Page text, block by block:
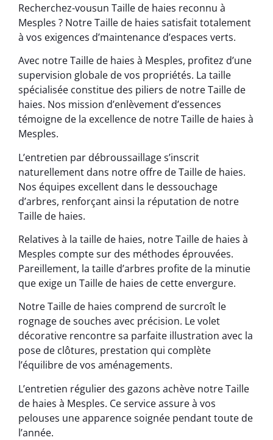
Recherchez-vousun Taille de haies reconnu à
Mesples ? Notre Taille de haies satisfait totalement
à vos exigences d’maintenance d’espaces verts.
Avec notre Taille de haies à Mesples, profitez d’une
supervision globale de vos propriétés. La taille
spécialisée constitue des piliers de notre Taille de
haies. Nos mission d’enlèvement d’essences
témoigne de la excellence de notre Taille de haies à
Mesples.
L’entretien par débroussaillage s’inscrit
naturellement dans notre offre de Taille de haies.
Nos équipes excellent dans le dessouchage
d’arbres, renforçant ainsi la réputation de notre
Taille de haies.
Relatives à la taille de haies, notre Taille de haies à
Mesples compte sur des méthodes éprouvées.
Pareillement, la taille d’arbres profite de la minutie
que exige un Taille de haies de cette envergure.
Notre Taille de haies comprend de surcroît le
rognage de souches avec précision. Le volet
décorative rencontre sa parfaite illustration avec la
pose de clôtures, prestation qui complète
l’équilibre de vos aménagements.
L’entretien régulier des gazons achève notre Taille
de haies à Mesples. Ce service assure à vos
pelouses une apparence soignée pendant toute de
l’année.